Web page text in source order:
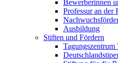
Bewerberinnen
Professur an der
Ausbildung
Stiften und Fördern